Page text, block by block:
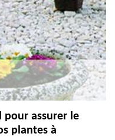
pour assurer le
plantes à